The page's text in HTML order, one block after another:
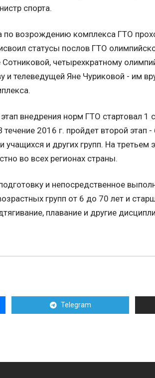
спорта.
по возрождению комплекса ГТО
статусы послов ГТО
четырехкратному
и телеведущей Яне Чуриковой - им
внедрения норм ГТО стартовал 1
2016 г. пройдет второй этап
учащихся и других групп. На
во всех регионах страны.
и непосредственное
групп от 6 до 70 лет и
плавание и другие
Telegram